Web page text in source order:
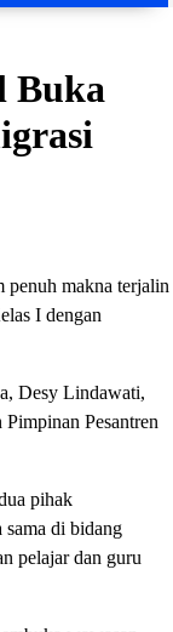
Buka
makna terjalin
I dengan
Desy Lindawati,
Pesantren
pihak
sama di bidang
pelajar dan guru